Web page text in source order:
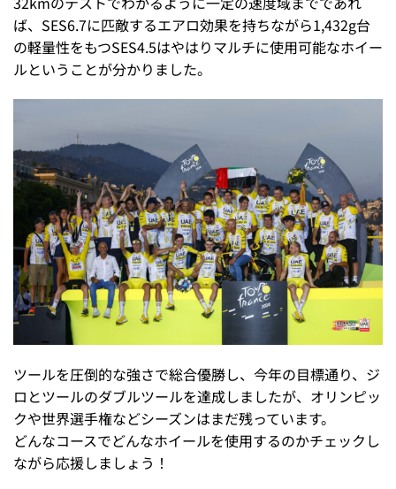
ば、SES6.7に匹敵するエアロ効果を持ちながら1,432g台
の軽量性をもつSES4.5はやはりマルチに使用可能なホイー
ルということが分かりました。
ツールを圧倒的な強さで総合優勝し、今年の目標通り、ジ
ロとツールのダブルツールを達成しましたが、オリンピッ
クや世界選手権などシーズンはまだ残っています。
どんなコースでどんなホイールを使用するのかチェックし
ながら応援しましょう！